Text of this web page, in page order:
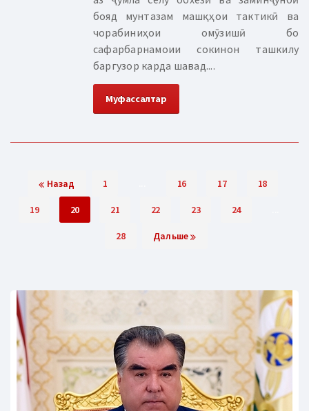
бояд мунтазам машқҳои тактикӣ ва
чорабиниҳои омӯзишӣ бо
сафарбарнамоии сокинон ташкилу
баргузор карда шавад....
Муфассалтар
Назад 1 16 17 18
19 20 21 22 23 24
28 Дальше